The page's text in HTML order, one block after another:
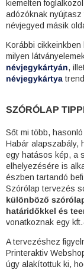
kiemelten
adózóknak
névjegyed másik
Korábbi
milyen
névjegykártyán,
névjegykártya
SZÓRÓLAP
Sőt mi több,
Habár alapszabály,
egy hatásos kép, a
elhelyezésére is
észben tartandó
Szórólap tervezés
különböző
határidőkkel és
vonatkoznak egy
A tervezéshez
Printeraktiv
úgy alakítottuk ki,